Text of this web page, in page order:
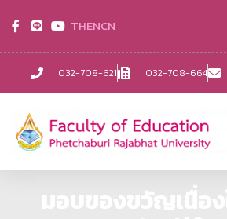
032-708-621 032-708-664
THENCN